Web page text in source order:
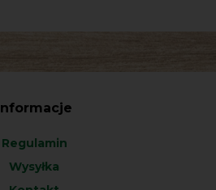
Informacje
Regulamin
Wysyłka